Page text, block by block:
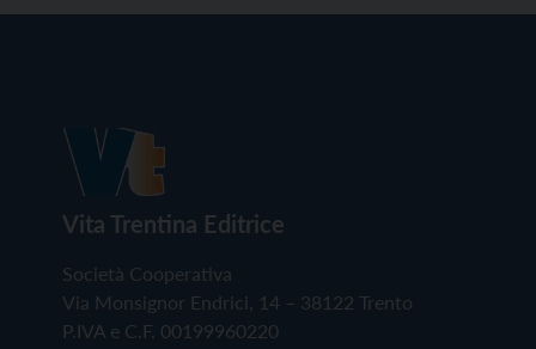
Vita Trentina Editrice
Società Cooperativa
Via Monsignor Endrici, 14 – 38122 Trento
P.IVA e C.F. 00199960220